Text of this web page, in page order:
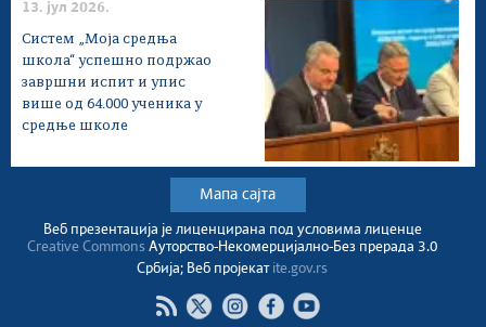
13. јул 2026.
Систем „Моја средња
школа“ успешно подржао
завршни испит и упис
више од 64.000 ученика у
средње школе
Мапа сајта
Веб презентација jе лиценциранa под условима лиценце
Creative CommonsАуторство-Некомерцијално-Без прерада 3.0
Србија; Веб пројекат ite.gov.rs